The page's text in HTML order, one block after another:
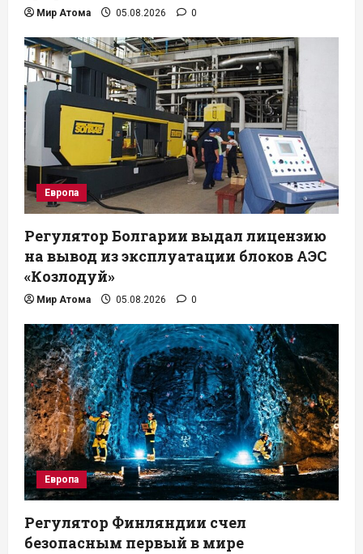
Мир Атома 05.08.2026 0
Европа
Регулятор Болгарии выдал лицензию
на вывод из эксплуатации блоков АЭС
«Козлодуй»
Мир Атома 05.08.2026 0
Европа
Регулятор Финляндии счел
безопасным первый в мире